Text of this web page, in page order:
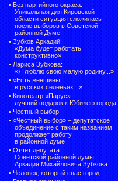
• Без партийного окраса.
Уникальная для Кировской
области ситуация сложилась
после выборов в Советской
районной Думе
• Зубков Аркадий:
«Дума будет работать
конструктивно»
• Лариса Зубкова:
«Я люблю свою малую родину...»
• «Есть женщины
в русских селеньях...»
• Кинотеатр «Парус» —
лучший подарок к Юбилею города!
• Честный выбор
• «Честный выбор» – депутатское
объединение с таким названием
продолжает работу
в районной думе
• Отчет депутата
Советской районной думы
Аркадия Михайловича Зубкова
• Человек, который спас город